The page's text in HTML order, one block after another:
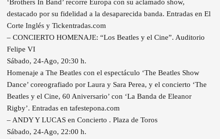
‘Brothers In Band’ recorre Europa con su aclamado show,
destacado por su fidelidad a la desaparecida banda. Entradas en El
Corte Inglés y Tickentradas.com
– CONCIERTO HOMENAJE: “Los Beatles y el Cine”. Auditorio
Felipe VI
Sábado, 24-Ago, 20:30 h.
Homenaje a The Beatles con el espectáculo ‘The Beatles Show
Dance’ coreografiado por Laura y Sara Perea, y el concierto ‘The
Beatles y el Cine, 60 Aniversario’ con ‘La Banda de Eleanor
Rigby’. Entradas en tafestepona.com
– ANDY Y LUCAS en Concierto . Plaza de Toros
Sábado, 24-Ago, 22:00 h.